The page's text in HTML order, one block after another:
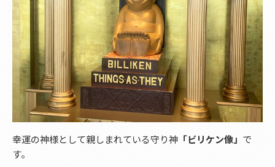
幸運の神様として親しまれている守り神 「ビリケン像」 で
す。